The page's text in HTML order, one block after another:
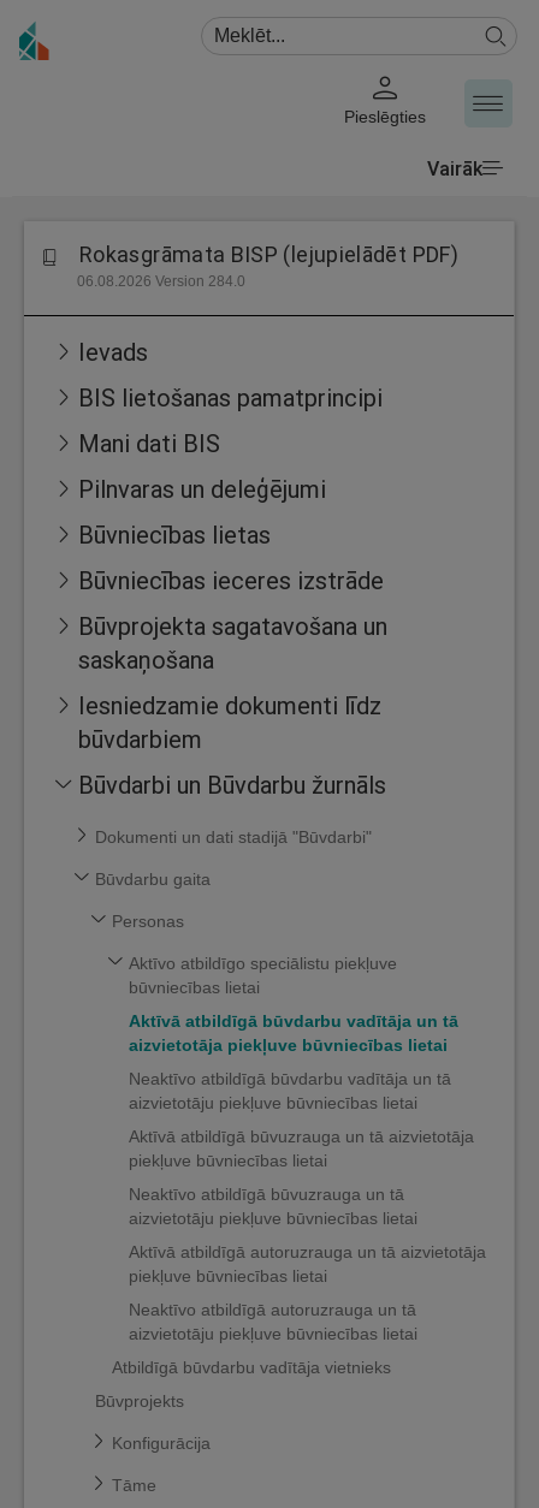
Pieslēgties
Vairāk
Rokasgrāmata BISP (lejupielādēt PDF)
06.08.2026 Version 284.0
Ievads
BIS lietošanas pamatprincipi
Mani dati BIS
Pilnvaras un deleģējumi
Būvniecības lietas
Būvniecības ieceres izstrāde
Būvprojekta sagatavošana un
saskaņošana
Iesniedzamie dokumenti līdz
būvdarbiem
Būvdarbi un Būvdarbu žurnāls
Dokumenti un dati stadijā "Būvdarbi"
Būvdarbu gaita
Personas
Aktīvo atbildīgo speciālistu piekļuve
būvniecības lietai
Aktīvā atbildīgā būvdarbu vadītāja un tā
aizvietotāja piekļuve būvniecības lietai
Neaktīvo atbildīgā būvdarbu vadītāja un tā
aizvietotāju piekļuve būvniecības lietai
Aktīvā atbildīgā būvuzrauga un tā aizvietotāja
piekļuve būvniecības lietai
Neaktīvo atbildīgā būvuzrauga un tā
aizvietotāju piekļuve būvniecības lietai
Aktīvā atbildīgā autoruzrauga un tā aizvietotāja
piekļuve būvniecības lietai
Neaktīvo atbildīgā autoruzrauga un tā
aizvietotāju piekļuve būvniecības lietai
Atbildīgā būvdarbu vadītāja vietnieks
Būvprojekts
Konfigurācija
Tāme